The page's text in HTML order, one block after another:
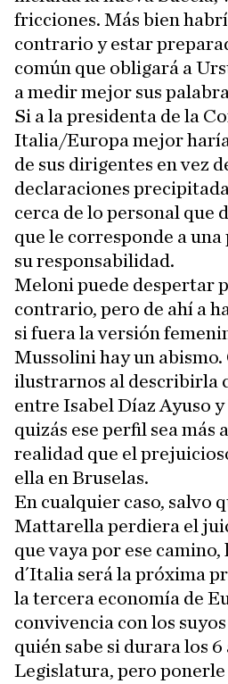
fricciones. Más bien
contrario y estar
común que obligará a
a medir mejor sus
Si a la presidenta de la
Italia/Europa mejor haría
de sus dirigentes en vez
declaraciones
cerca de lo personal que
que le corresponde a una
su responsabilidad.
Meloni puede despertar
contrario, pero de ahí a
si fuera la versión
Mussolini hay un
ilustrarnos al describirla
entre Isabel Díaz Ayuso
quizás ese perfil sea más
realidad que el
ella en Bruselas.
En cualquier caso, salvo
Mattarella perdiera el
que vaya por ese
d´Italia será la próxima
la tercera economía de
convivencia con los
quién sabe si durara los 6
Legislatura, pero ponerle